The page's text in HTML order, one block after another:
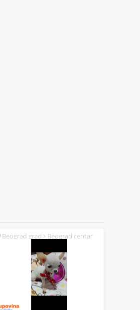
Beograd grad Beograd centar